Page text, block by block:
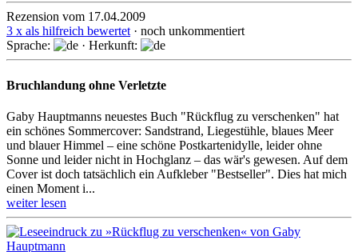
Rezension vom 17.04.2009
3 x als hilfreich bewertet · noch unkommentiert
Sprache:
· Herkunft:
Bruchlandung ohne Verletzte
Gaby Hauptmanns neuestes Buch "Rückflug zu verschenken" hat
ein schönes Sommercover: Sandstrand, Liegestühle, blaues Meer
und blauer Himmel – eine schöne Postkartenidylle, leider ohne
Sonne und leider nicht in Hochglanz – das wär's gewesen. Auf dem
Cover ist doch tatsächlich ein Aufkleber "Bestseller". Dies hat mich
einen Moment i...
weiter lesen